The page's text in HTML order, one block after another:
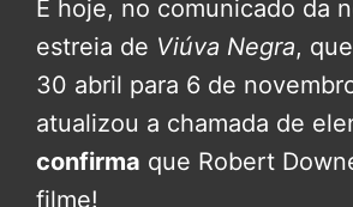
E hoje, no comunicado da
estreia de Viúva Negra,
30 abril para 6 de
atualizou a chamada de
confirma que Robert
filme!